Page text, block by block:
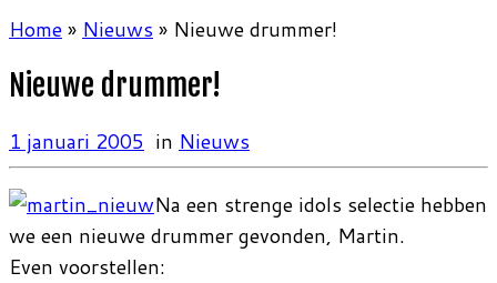
Home» Nieuws » Nieuwe drummer!
Nieuwe drummer!
1 januari 2005 in Nieuws
Na een strenge idols selectie hebben
we een nieuwe drummer gevonden, Martin.
Even voorstellen: